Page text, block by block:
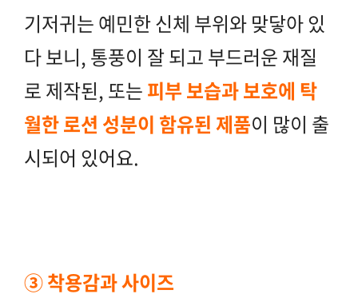
기저귀는 예민한 신체 부위와 맞닿아 있
다 보니, 통풍이 잘 되고 부드러운 재질
로 제작된, 또는피부 보습과 보호에 탁
월한 로션 성분이 함유된 제품이 많이 출
시되어 있어요.
③ 착용감과 사이즈